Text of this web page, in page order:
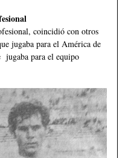
coincidió con otros
jugaba para el América de
jugaba para el equipo